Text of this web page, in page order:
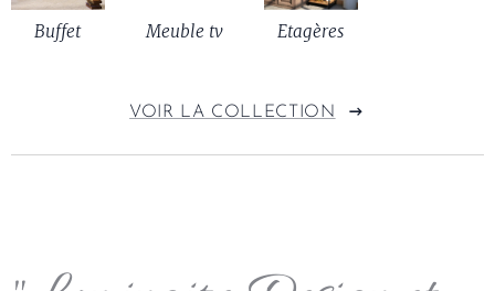
Buffet Meuble tv Etagères
VOIR LA COLLECTION